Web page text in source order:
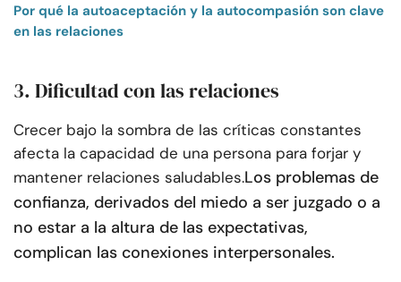
Por qué la autoaceptación y la autocompasión son clave
en las relaciones
3. Dificultad con las relaciones
Crecer bajo la sombra de las críticas constantes
afecta la capacidad de una persona para forjar y
mantener relaciones saludables.Los problemas de
confianza, derivados del miedo a ser juzgado o a
no estar a la altura de las expectativas,
complican las conexiones interpersonales.